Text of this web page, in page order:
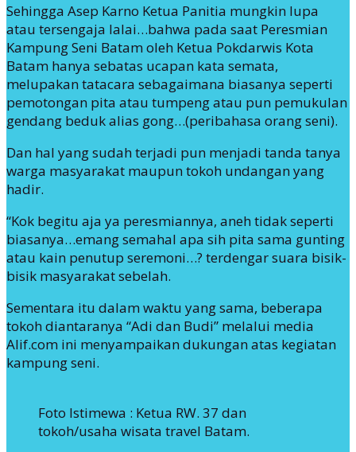
Sehingga Asep Karno Ketua Panitia mungkin lupa
atau tersengaja lalai…bahwa pada saat Peresmian
Kampung Seni Batam oleh Ketua Pokdarwis Kota
Batam hanya sebatas ucapan kata semata,
melupakan tatacara sebagaimana biasanya seperti
pemotongan pita atau tumpeng atau pun pemukulan
gendang beduk alias gong…(peribahasa orang seni).
Dan hal yang sudah terjadi pun menjadi tanda tanya
warga masyarakat maupun tokoh undangan yang
hadir.
“Kok begitu aja ya peresmiannya, aneh tidak seperti
biasanya…emang semahal apa sih pita sama gunting
atau kain penutup seremoni…? terdengar suara bisik-
bisik masyarakat sebelah.
Sementara itu dalam waktu yang sama, beberapa
tokoh diantaranya “Adi dan Budi” melalui media
Alif.com ini menyampaikan dukungan atas kegiatan
kampung seni.
Foto Istimewa : Ketua RW. 37 dan
tokoh/usaha wisata travel Batam.